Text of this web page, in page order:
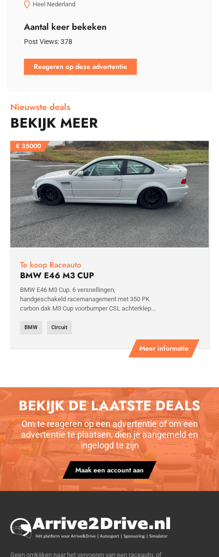
Heel Nederland
Aantal keer bekeken
Post Views:378
Reageren op deze advertentie
Nieuwste deals
BEKIJK MEER
€ 35000
Meer informatie
Te koop Raceauto
BMW E46 M3 CUP
BMW E46 M3 Cup. 6 versnellingen,
handgeschakeld racemanagement met 350 PK
carbon dak M3 Cup voorbumper CSL achterklep...
BMW Circuit
BEKIJK DE LAATSTE DEALS
Om te reageren op een advertentie of om een
advertentie te plaatsen, dien je aangemeld en
ingelogd te zijn
Maak een account aan
Geen omkijken naar het vervoeren van een raceauto, of